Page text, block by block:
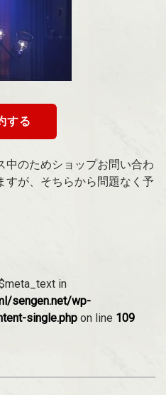
する
のためショップお問い合わ
すが、そちらから問題なく予
in
sengen.net/wp-
single.php on line 109